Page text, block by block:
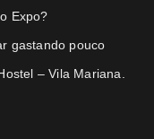
Expo?
gastando pouco
– Vila Mariana.